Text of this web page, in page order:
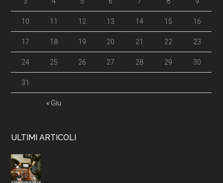
« Giu
10 11 12 13 14 15 16
17 18 19 20 21 22 23
24 25 26 27 28 29 30
31
ULTIMI ARTICOLI